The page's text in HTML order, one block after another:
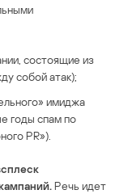
состоящие из
собой атак);
имиджа
годы спам по
PR»).
Речь идет